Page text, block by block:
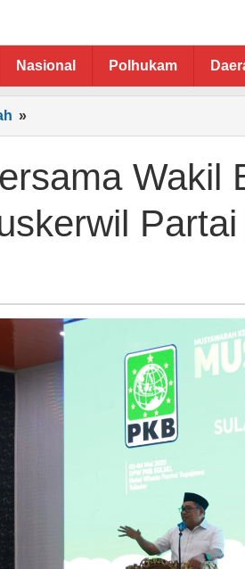
Nasional Polhukam
»
Bersama
Bupati
Hadiri
Wakil